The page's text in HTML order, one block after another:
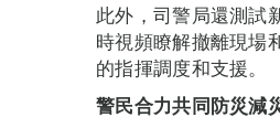
此外，司警局還測試
時視頻瞭解撤離現場
的指揮調度和支援。
警民合力共同防災減